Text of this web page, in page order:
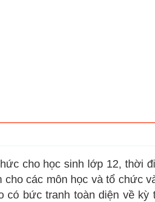
cho học sinh lớp 12, thời
các môn học và tổ chức
có bức tranh toàn diện về kỳ